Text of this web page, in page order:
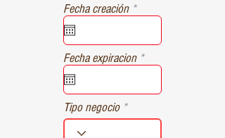
Fecha creación *r
e
u
i
d
Fecha expiracion *r
e
u
r
Tipo negocio